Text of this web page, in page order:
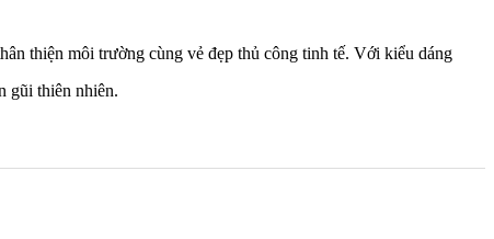
thiện môi trường cùng vẻ đẹp thủ công tinh tế. Với kiểu dáng
gũi thiên nhiên.